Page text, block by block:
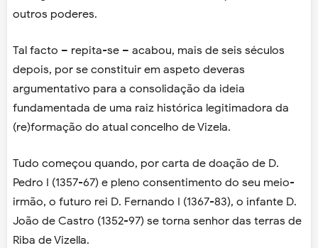
outros poderes.
Tal facto – repita-se – acabou, mais de seis séculos
depois, por se constituir em aspeto deveras
argumentativo para a consolidação da ideia
fundamentada de uma raiz histórica legitimadora da
(re)formação do atual concelho de Vizela.
Tudo começou quando, por carta de doação de D.
Pedro I (1357-67) e pleno consentimento do seu meio-
irmão, o futuro rei D. Fernando I (1367-83), o infante D.
João de Castro (1352-97) se torna senhor das terras de
Riba de Vizella.